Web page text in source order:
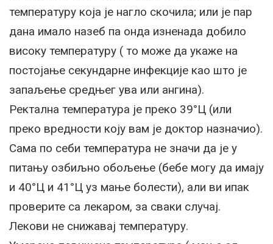
температуру која је нагло скочила; или је пар
дана имало назеб па онда изненада добило
високу температуру ( то може да укаже на
постојање секундарне инфекције као што је
запаљење средњег ува или ангина).
Ректална температура је преко 39°Ц (или
преко вредности коју вам је доктор назначио).
Сама по себи температура не значи да је у
питању озбиљно обољење (бебе могу да имају
и 40°Ц и 41°Ц уз мање болести), али ви ипак
проверите са лекаром, за сваки случај.
Лекови не снижавај температуру.